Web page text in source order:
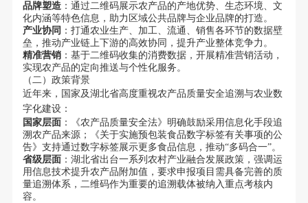
品牌塑造：通过二维码展示农产品的产地优势、生态环境、文
化内涵等特色信息，助力区域公共品牌与企业品牌的打造。
产业协同 ：打通农业生产、加工、流通、销售各环节的数据壁
垒，推动产业链上下游的高效协同，提升产业整体竞争力。
精准营销：基于二维码收集的消费数据，开展精准营销活动，
实现农产品的定向推送与个性化服务。
（二）政策背景
近年来，国家及湖北省高度重视农产品质量安全追溯与农业数
字化建设：
国家层面 ：《农产品质量安全法》明确鼓励采用信息化手段追
溯农产品来源；《关于实施预包装食品数字标签有关事项的公
告》支持通过数字标签展示更多食品信息，推动“多码合一”。
省级层面 ：湖北省出台一系列农村产业融合发展政策，强调运
用信息技术提升农产品附加值，要求申报项目需具备完善的质
量追溯体系，二维码作为重要的追溯载体被纳入重点考核内
容。